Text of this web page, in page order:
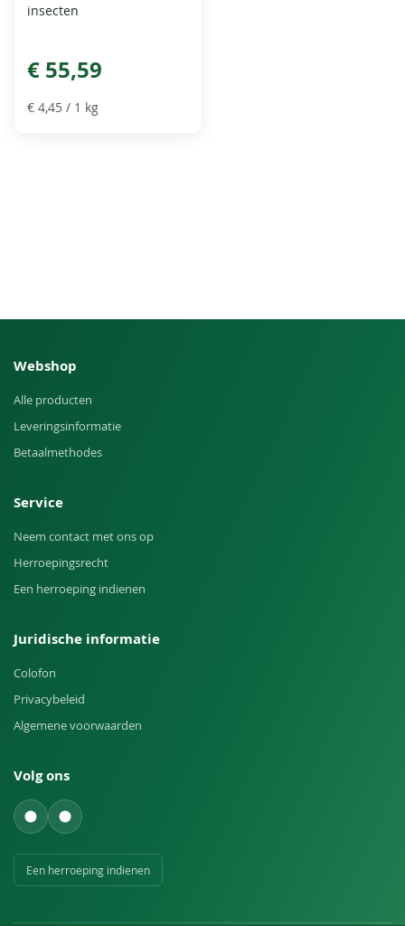
insecten
€ 55,59
€ 4,45 / 1 kg
Webshop
Alle producten
Leveringsinformatie
Betaalmethodes
Service
Neem contact met ons op
Herroepingsrecht
Een herroeping indienen
Juridische informatie
Colofon
Privacybeleid
Algemene voorwaarden
Volg ons
Een herroeping indienen